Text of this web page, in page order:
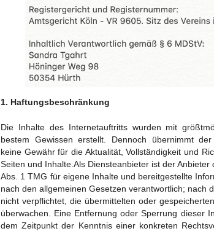
1. Haftungsbeschränkung
Die Inhalte des Internetauftritts wurden mit
bestem Gewissen erstellt. Dennoch übernimmt
keine Gewähr für die Aktualität, Vollständigkeit und
Seiten und Inhalte.Als Diensteanbieter ist der
Abs. 1 TMG für eigene Inhalte und bereitgestellte
nach den allgemeinen Gesetzen verantwortlich; nach
nicht verpflichtet, die übermittelten oder
überwachen. Eine Entfernung oder Sperrung dieser
dem Zeitpunkt der Kenntnis einer konkreten